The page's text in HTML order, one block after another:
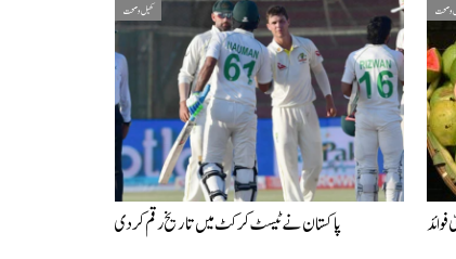
کھیل و صحت
پاکستان نے ٹیسٹ کرکٹ میں تاریخ رقم کردی
و صحت